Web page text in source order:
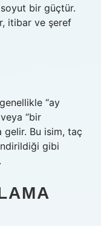
bir güçtür.
itibar ve şeref
“ay
“bir
gelir. Bu isim, taç
gibi